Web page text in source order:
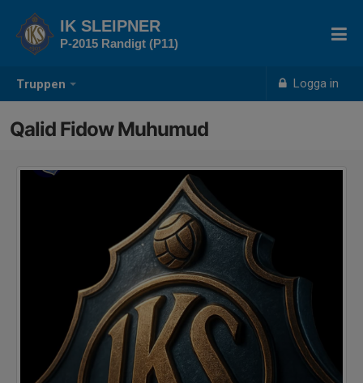
Truppen Logga in
IK SLEIPNER
P-2015 Randigt (P11)
Qalid Fidow Muhumud